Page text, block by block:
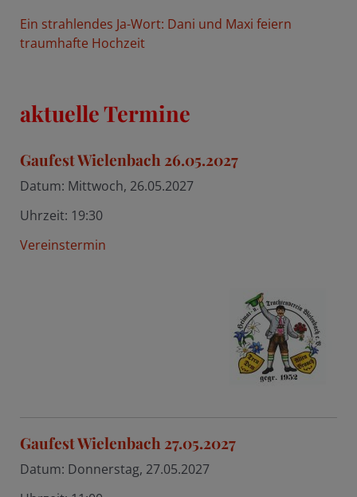
Ein strahlendes Ja-Wort: Dani und Maxi feiern
traumhafte Hochzeit
aktuelle Termine
Gaufest Wielenbach 26.05.2027
Datum: Mittwoch, 26.05.2027
Uhrzeit: 19:30
Vereinstermin
Gaufest Wielenbach 27.05.2027
Datum: Donnerstag, 27.05.2027